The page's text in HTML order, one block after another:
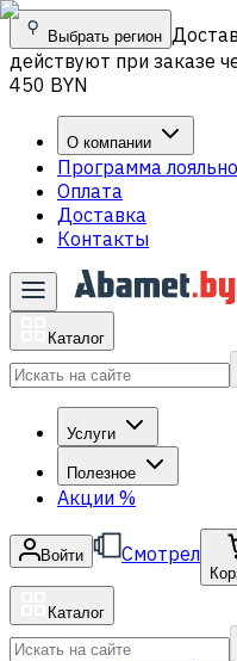
Выбрать регион
действуют при заказе
450 BYN
О компании
Программа
Оплата
Доставка
Контакты
Каталог
Услуги
Полезное
Акции %
Войти Смотрел
Каталог